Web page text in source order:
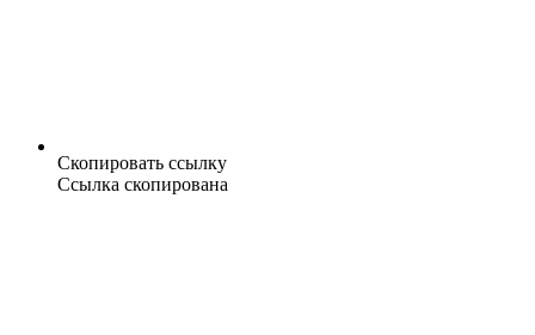
Скопировать ссылку
Ссылка скопирована